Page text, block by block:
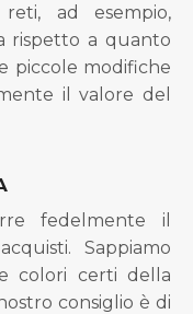
ad esempio,
rispetto a quanto
piccole modifiche
il valore del
fedelmente il
Sappiamo
colori certi della
consiglio è di